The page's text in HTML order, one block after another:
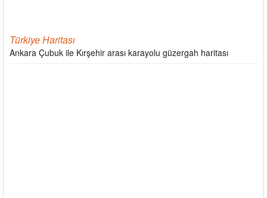
Türkiye Haritası
Ankara Çubuk ile Kırşehir arası karayolu güzergah haritası